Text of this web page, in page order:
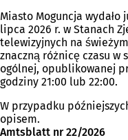
Miasto Moguncja
lipca 2026 r. w Stanach
telewizyjnych na
znaczną różnicę czasu w
ogólnej, opublikowanej
godziny 21:00 lub 22:00.
W przypadku
opisem.
Amtsblatt nr 22/2026